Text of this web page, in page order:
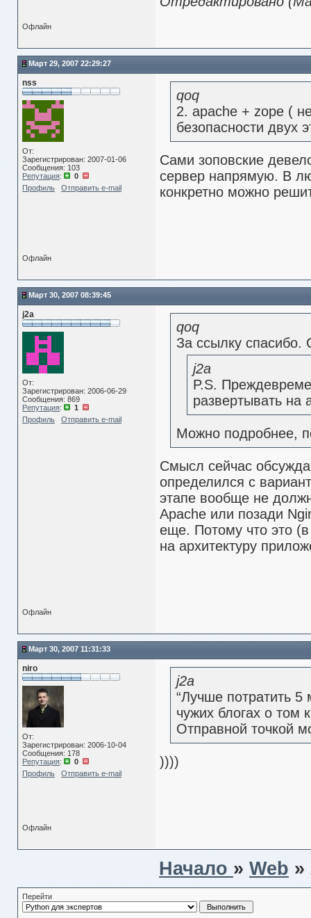
Офлайн
Март 29, 2007 22:29:27
nss
От:
Зарегистрирован: 2007-01-06
Сообщения: 103
Репутация:
0
Профиль
Отправить e-mail
qoq
2. apache + zope (
безопасности двух
Сами зоповские
сервер напрямую. В
конкретно можно
Офлайн
Март 30, 2007 08:39:45
j2a
От:
Зарегистрирован: 2006-06-29
Сообщения: 869
Репутация:
1
Профиль
Отправить e-mail
qoq
За ссылку
j2a
P.S.
развертывать на
Можно подробнее,
Смысл сейчас
определился с
этапе вообще не
Apache или позади
еще. Потому что это
на архитектуру
Офлайн
Март 30, 2007 11:31:33
niro
От:
Зарегистрирован: 2006-10-04
Сообщения: 178
Репутация:
0
Профиль
Отправить e-mail
j2a
“Лучше потратить 5
чужих блогах о том
Отправной точкой
))))
Офлайн
Начало»Web »
Перейти